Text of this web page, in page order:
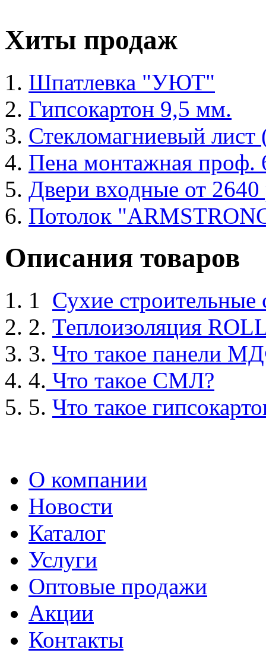
Хиты продаж
Шпатлевка "УЮТ"
Гипсокартон 9,5 мм.
Стекломагниевый
Пена монтажная проф.
Двери входные от 2640
Потолок
Описания товаров
1 Сухие
2. Теплоизоляция
3. Что такое панели
4. Что такое СМЛ?
5. Что такое
О компании
Новости
Каталог
Услуги
Оптовые продажи
Акции
Контакты